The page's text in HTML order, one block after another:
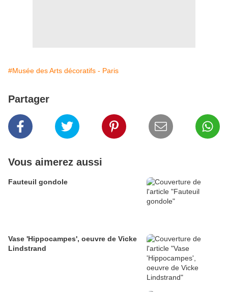
#Musée des Arts décoratifs - Paris
Partager
Vous aimerez aussi
Fauteuil gondole
Vase 'Hippocampes', oeuvre de Vicke
Lindstrand